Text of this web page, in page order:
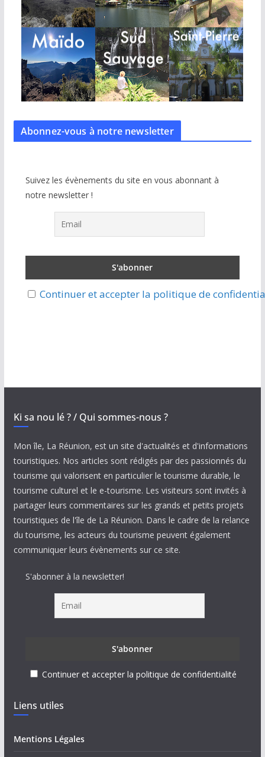
Abonnez-vous à notre newsletter
Suivez les évènements du site en vous abonnant à
notre newsletter !
Continuer et accepter la politique de
Ki sa nou lé ? / Qui sommes-nous ?
Mon île, La Réunion, est un site d'actualités et d'informations
touristiques. Nos articles sont rédigés par des passionnés du
tourisme qui valorisent en particulier le tourisme durable, le
tourisme culturel et le e-tourisme. Les visiteurs sont invités à
partager leurs commentaires sur les grands et petits projets
touristiques de l'île de La Réunion. Dans le cadre de la relance
du tourisme, les acteurs du tourisme peuvent également
communiquer leurs évènements sur ce site.
S'abonner à la newsletter!
Continuer et accepter la politique de confidentialité
Liens utiles
Mentions Légales